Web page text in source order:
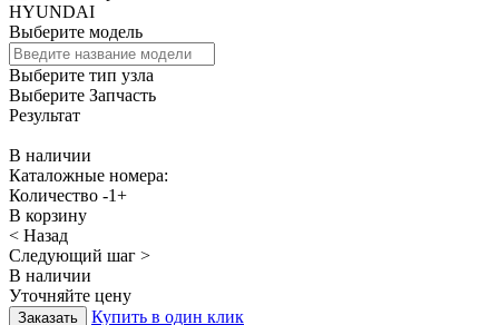
HYUNDAI
Выберите модель
Выберите тип узла
Выберите Запчасть
Результат
В наличии
Каталожные номера:
Количество -1+
В корзину
< Назад
Следующий шаг >
В наличии
Уточняйте цену
Купить в один клик